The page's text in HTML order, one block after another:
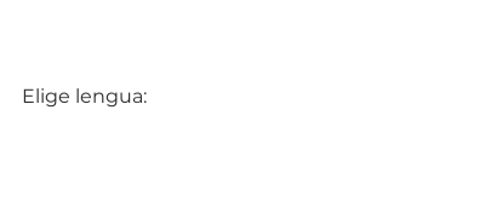
Elige lengua: